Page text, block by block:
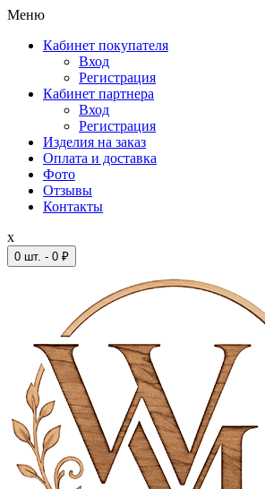
Меню
Кабинет покупателя
Вход
Регистрация
Кабинет партнера
Вход
Регистрация
Изделия на заказ
Оплата и доставка
Фото
Отзывы
Контакты
x
0 шт. - 0 ₽